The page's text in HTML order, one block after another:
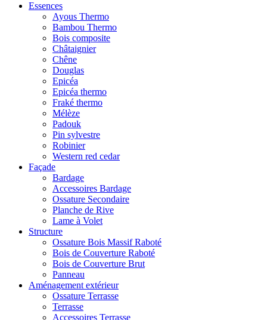
Essences
Ayous Thermo
Bambou Thermo
Bois composite
Châtaignier
Chêne
Douglas
Epicéa
Epicéa thermo
Fraké thermo
Mélèze
Padouk
Pin sylvestre
Robinier
Western red cedar
Façade
Bardage
Accessoires Bardage
Ossature Secondaire
Planche de Rive
Lame à Volet
Structure
Ossature Bois Massif Raboté
Bois de Couverture Raboté
Bois de Couverture Brut
Panneau
Aménagement extérieur
Ossature Terrasse
Terrasse
Accessoires Terrasse